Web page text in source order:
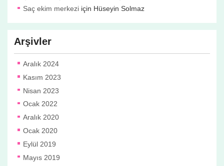
Saç ekim merkezi için Hüseyin Solmaz
Arşivler
Aralık 2024
Kasım 2023
Nisan 2023
Ocak 2022
Aralık 2020
Ocak 2020
Eylül 2019
Mayıs 2019